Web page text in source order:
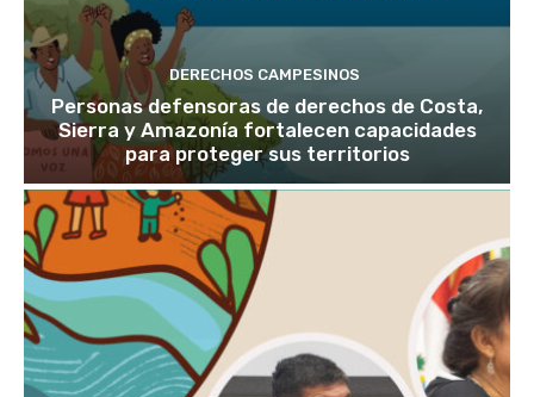
DERECHOS CAMPESINOS
Personas defensoras de derechos de Costa,
Sierra y Amazonía fortalecen capacidades
para proteger sus territorios